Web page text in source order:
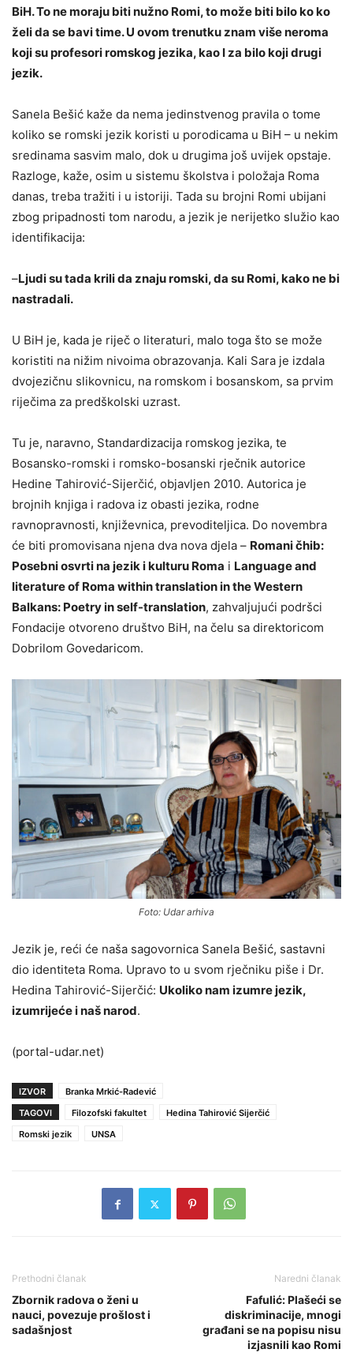
BiH. To ne moraju biti nužno Romi, to može biti bilo ko ko
želi da se bavi time. U ovom trenutku znam više neroma
koji su profesori romskog jezika, kao I za bilo koji drugi
jezik.
Sanela Bešić kaže da nema jedinstvenog pravila o tome
koliko se romski jezik koristi u porodicama u BiH – u nekim
sredinama sasvim malo, dok u drugima još uvijek opstaje.
Razloge, kaže, osim u sistemu školstva i položaja Roma
danas, treba tražiti i u istoriji. Tada su brojni Romi ubijani
zbog pripadnosti tom narodu, a jezik je nerijetko služio kao
identifikacija:
–Ljudi su tada krili da znaju romski, da su Romi, kako ne bi
nastradali.
U BiH je, kada je riječ o literaturi, malo toga što se može
koristiti na nižim nivoima obrazovanja. Kali Sara je izdala
dvojezičnu slikovnicu, na romskom i bosanskom, sa prvim
riječima za predškolski uzrast.
Tu je, naravno, Standardizacija romskog jezika, te
Bosansko-romski i romsko-bosanski rječnik autorice
Hedine Tahirović-Sijerčić, objavljen 2010. Autorica je
brojnih knjiga i radova iz obasti jezika, rodne
ravnopravnosti, književnica, prevoditeljica. Do novembra
će biti promovisana njena dva nova djela – Romani čhib:
Posebni osvrti na jezik i kulturu Roma i Language and
literature of Roma within translation in the Western
Balkans: Poetry in self-translation, zahvaljujući podršci
Fondacije otvoreno društvo BiH, na čelu sa direktoricom
Dobrilom Govedaricom.
Foto: Udar arhiva
Jezik je, reći će naša sagovornica Sanela Bešić, sastavni
dio identiteta Roma. Upravo to u svom rječniku piše i Dr.
Hedina Tahirović-Sijerčić: Ukoliko nam izumre jezik,
izumrijeće i naš narod.
(portal-udar.net)
IZVOR
Branka Mrkić-Radević
TAGOVI
Filozofski fakultet
Hedina Tahirović Sijerčić
Romski jezik
UNSA
Prethodni članak
Zbornik radova o ženi u
nauci, povezuje prošlost i
sadašnjost
Naredni članak
Fafulić: Plašeći se
diskriminacije, mnogi
građani se na popisu nisu
izjasnili kao Romi